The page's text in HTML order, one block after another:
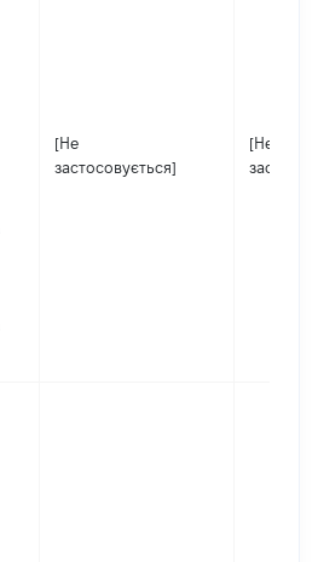
[Не
застосовується]
[Не